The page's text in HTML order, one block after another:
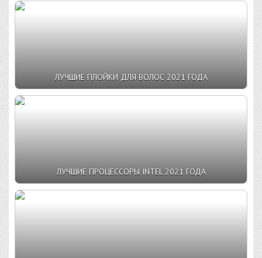
ЛУЧШИЕ ПЛОЙКИ ДЛЯ ВОЛОС 2021 ГОДА
ЛУЧШИЕ ПРОЦЕССОРЫ INTEL 2021 ГОДА